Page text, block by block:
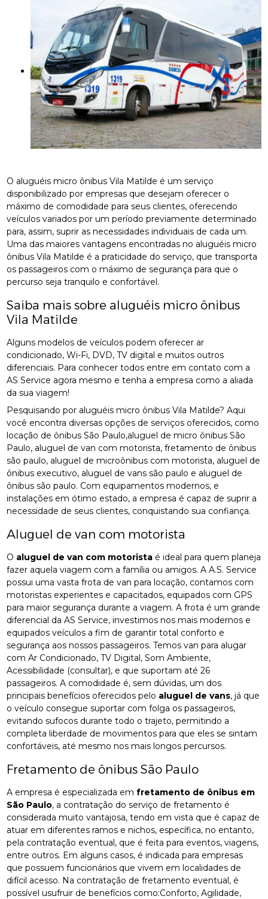
O aluguéis micro ônibus Vila Matilde é um serviço
disponibilizado por empresas que desejam oferecer o
máximo de comodidade para seus clientes, oferecendo
veículos variados por um período previamente determinado
para, assim, suprir as necessidades individuais de cada um.
Uma das maiores vantagens encontradas no aluguéis micro
ônibus Vila Matilde é a praticidade do serviço, que transporta
os passageiros com o máximo de segurança para que o
percurso seja tranquilo e confortável.
Saiba mais sobre aluguéis micro ônibus
Vila Matilde
Alguns modelos de veículos podem oferecer ar
condicionado, Wi-Fi, DVD, TV digital e muitos outros
diferenciais. Para conhecer todos entre em contato com a
AS Service agora mesmo e tenha a empresa como a aliada
da sua viagem!
Pesquisando por aluguéis micro ônibus Vila Matilde? Aqui
você encontra diversas opções de serviços oferecidos, como
locação de ônibus São Paulo,aluguel de micro ônibus São
Paulo, aluguel de van com motorista, fretamento de ônibus
são paulo, aluguel de microônibus com motorista, aluguel de
ônibus executivo, aluguel de vans são paulo e aluguel de
ônibus são paulo. Com equipamentos modernos, e
instalações em ótimo estado, a empresa é capaz de suprir a
necessidade de seus clientes, conquistando sua confiança.
Aluguel de van com motorista
O aluguel de van com motorista é ideal para quem planeja
fazer aquela viagem com a família ou amigos. A A.S. Service
possui uma vasta frota de van para locação, contamos com
motoristas experientes e capacitados, equipados com GPS
para maior segurança durante a viagem. A frota é um grande
diferencial da AS Service, investimos nos mais modernos e
equipados veículos a fim de garantir total conforto e
segurança aos nossos passageiros. Temos van para alugar
com Ar Condicionado, TV Digital, Som Ambiente,
Acessibilidade (consultar), e que suportam até 26
passageiros. A comodidade é, sem dúvidas, um dos
principais benefícios oferecidos pelo aluguel de vans, já que
o veículo consegue suportar com folga os passageiros,
evitando sufocos durante todo o trajeto, permitindo a
completa liberdade de movimentos para que eles se sintam
confortáveis, até mesmo nos mais longos percursos.
Fretamento de ônibus São Paulo
A empresa é especializada emfretamento de ônibus em
São Paulo, a contratação do serviço de fretamento é
considerada muito vantajosa, tendo em vista que é capaz de
atuar em diferentes ramos e nichos, específica, no entanto,
pela contratação eventual, que é feita para eventos, viagens,
entre outros. Em alguns casos, é indicada para empresas
que possuem funcionários que vivem em localidades de
difícil acesso. Na contratação de fretamento eventual, é
possível usufruir de benefícios como:Conforto, Agilidade,